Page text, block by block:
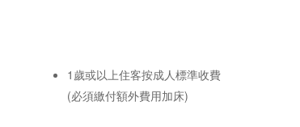
1歲或以上住客按成人標準收費
(必須繳付額外費用加床)